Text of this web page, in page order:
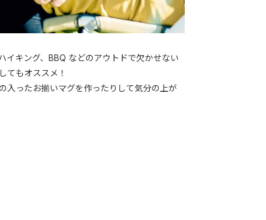
イキング、BBQ などのアウトドで欠かせない
てもオススメ！
入ったお揃いマグを作ったりして気分の上が